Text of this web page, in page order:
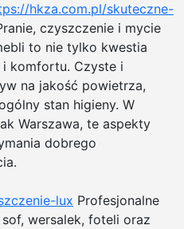
hkza.com.pl/skuteczne-
czyszczenie i mycie
to nie tylko kwestia
komfortu. Czyste i
na jakość powietrza,
stan higieny. W
Warszawa, te aspekty
dobrego
lux Profesjonalne
wersalek, foteli oraz